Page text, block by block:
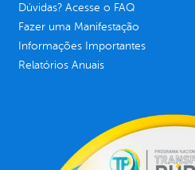
Dúvidas? Acesse o FAQ
Fazer uma Manifestação
Informações Importantes
Relatórios Anuais